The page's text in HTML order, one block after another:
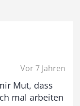
Vor 7 Jahren
Mut, dass
mal arbeiten